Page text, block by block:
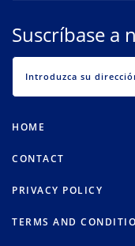
Suscríbase a
HOME
CONTACT
PRIVACY POLICY
TERMS AND